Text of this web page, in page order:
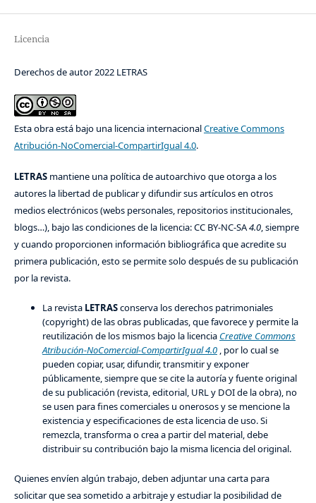
Licencia
Derechos de autor 2022 LETRAS
Esta obra está bajo una licencia internacionalCreative Commons
Atribución-NoComercial-CompartirIgual 4.0.
LETRASmantiene una política de autoarchivo que otorga a los
autores la libertad de publicar y difundir sus artículos en otros
medios electrónicos (webs personales, repositorios institucionales,
blogs…), bajo las condiciones de la licencia: CC BY-NC-SA4.0, siempre
y cuando proporcionen información bibliográfica que acredite su
primera publicación, esto se permite solo después de su publicación
por la revista.
La revista LETRASconserva los derechos patrimoniales
(copyright) de las obras publicadas, que favorece y permite la
reutilización de los mismos bajo la licencia Creative Commons
Atribución-NoComercial-CompartirIgual 4.0, por lo cual se
pueden copiar, usar, difundir, transmitir y exponer
públicamente, siempre que se cite la autoría y fuente original
de su publicación (revista, editorial, URL y DOI de la obra), no
se usen para fines comerciales u onerosos y se mencione la
existencia y especificaciones de esta licencia de uso. Si
remezcla, transforma o crea a partir del material, debe
distribuir su contribución bajo la misma licencia del original.
Quienes envíen algún trabajo, deben adjuntar una carta para
solicitar que sea sometido a arbitraje y estudiar la posibilidad de